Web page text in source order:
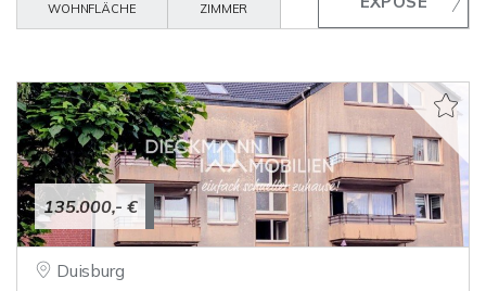
WOHNFLÄCHE
ZIMMER
135.000,- €
Duisburg